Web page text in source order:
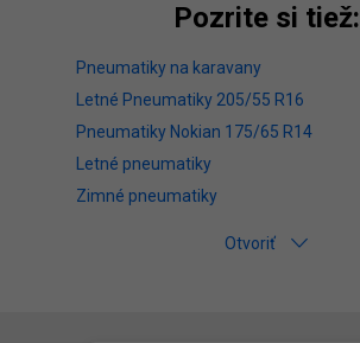
Pozrite si tiež:
Pneumatiky na karavany
Letné Pneumatiky 205/55 R16
Pneumatiky Nokian 175/65 R14
Letné pneumatiky
Zimné pneumatiky
Otvoriť